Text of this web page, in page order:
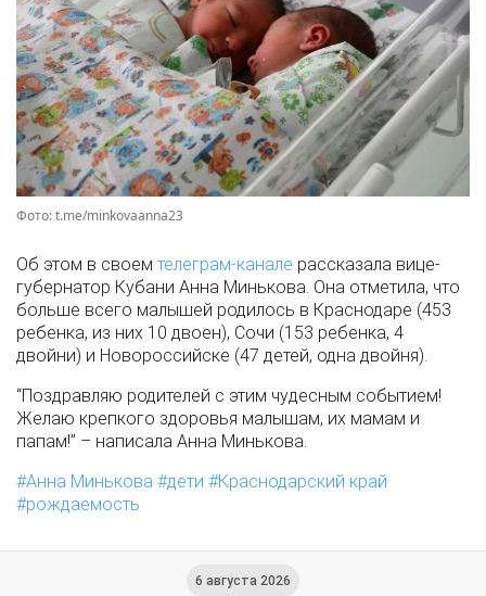
Фото: t.me/minkovaanna23
Об этом в своем телеграм-канале рассказала вице-
губернатор Кубани Анна Минькова. Она отметила, что
больше всего малышей родилось в Краснодаре (453
ребенка, из них 10 двоен), Сочи (153 ребенка, 4
двойни) и Новороссийске (47 детей, одна двойня).
“Поздравляю родителей с этим чудесным событием!
Желаю крепкого здоровья малышам, их мамам и
папам!” – написала Анна Минькова.
Анна Минькова
дети
Краснодарский край
рождаемость
6 августа 2026